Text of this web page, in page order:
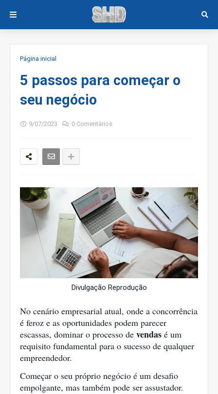
Página inicial
5 passos para começar o
seu negócio
9/07/2023 0 Comentários
Divulgação Reprodução
No cenário empresarial atual, onde a concorrência
é feroz e as oportunidades podem parecer
escassas, dominar o processo de vendas é um
requisito fundamental para o sucesso de qualquer
empreendedor.
Começar o seu próprio negócio é um desafio
empolgante, mas também pode ser assustador.